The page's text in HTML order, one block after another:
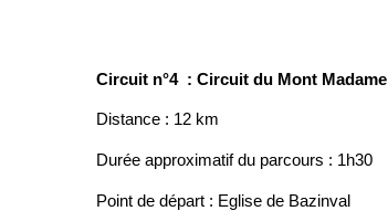
Circuit n°4 : Circuit du Mont Madame
Distance : 12 km
Durée approximatif du parcours : 1h30
Point de départ : Eglise de Bazinval